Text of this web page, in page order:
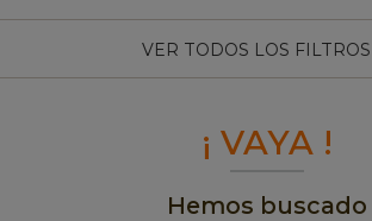
VER TODOS LOS FILTROS
¡ VAYA !
Hemos buscado